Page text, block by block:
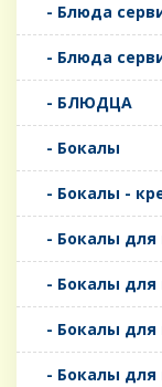
- Блюда
- Блюда
- БЛЮДЦА
- Бокалы
- Бокалы -
- Бокалы для
- Бокалы для
- Бокалы для
- Бокалы для